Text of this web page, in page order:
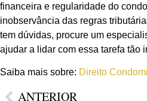
financeira e regularidade do
inobservância das regras
tem dúvidas, procure um
ajudar a lidar com essa tarefa tão
Saiba mais sobre: Direito
ANTERIOR